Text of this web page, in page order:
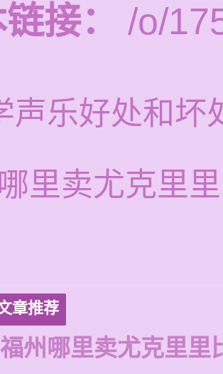
接：
/o/
声乐好处和坏
里卖尤克里
章推荐
福州哪里卖尤克里里